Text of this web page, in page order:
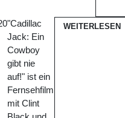
"Cadillac
Jack: Ein
Cowboy
gibt nie
auf!" ist ein
Fernsehfilm
mit Clint
WEITERLESEN